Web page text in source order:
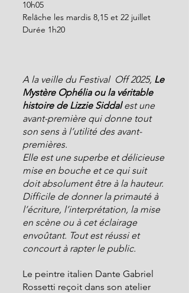
10h05
Relâche les mardis 8,15 et 22 juillet
Durée 1h20
A la veille du Festival  Off 2025, Le
Mystère Ophélia ou la véritable
histoire de Lizzie Siddal est une
avant-première qui donne tout
son sens à l’utilité des avant-
premières.
Elle est une superbe et délicieuse
mise en bouche et ce qui suit
doit absolument être à la hauteur.
Difficile de donner la primauté à
l’écriture, l’interprétation, la mise
en scène ou à cet éclairage
envoûtant. Tout est réussi et
concourt à rapter le public.
Le peintre italien Dante Gabriel
Rossetti reçoit dans son atelier